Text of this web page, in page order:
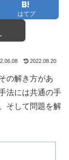
はてブ
2022.08.20
の解き方があ
法には共通の手
そして問題を解